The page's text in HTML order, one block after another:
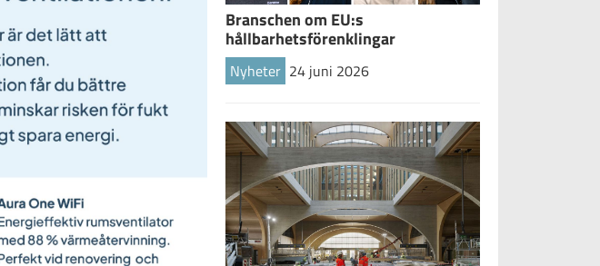
Branschen om EU:s
hållbarhetsförenklingar
Nyheter 24 juni 2026